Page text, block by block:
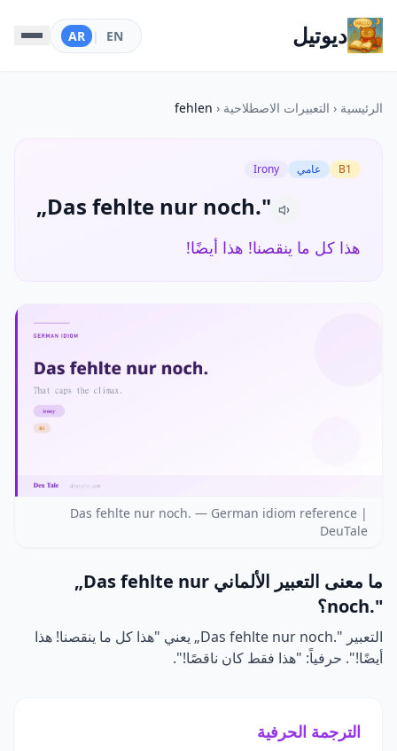
ديوتيل EN
|
AR
الرئيسية ‹ التعبيرات الاصطلاحية ‹
fehlen
B1 عامي Irony
„Das fehlte nur noch."
هذا كل ما ينقصنا! هذا أيضًا!
Das fehlte nur noch. — German idiom reference |
DeuTale
ما معنى التعبير الألماني „Das fehlte nur
noch."؟
التعبير „Das fehlte nur noch." يعني "هذا كل ما ينقصنا! هذا
أيضًا!". حرفياً: "هذا فقط كان ناقصًا!".
الترجمة الحرفية